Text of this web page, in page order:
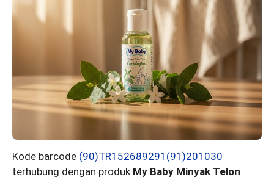
Kode barcode (90)TR152689291(91)201030
terhubung dengan produk My Baby Minyak Telon